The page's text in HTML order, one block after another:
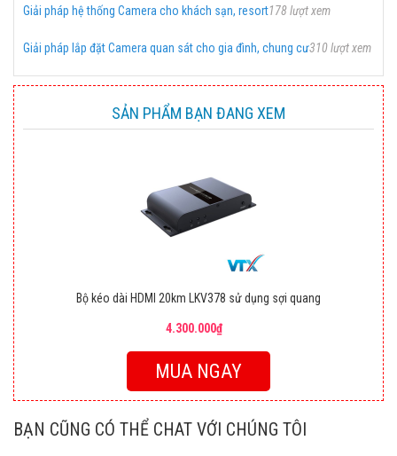
Giải pháp hệ thống Camera cho khách sạn, resort178 lượt xem
Giải pháp lắp đặt Camera quan sát cho gia đình, chung cư310 lượt xem
SẢN PHẨM BẠN ĐANG XEM
Bộ kéo dài HDMI 20km LKV378 sử dụng sợi quang
4.300.000₫
MUA NGAY
BẠN CŨNG CÓ THỂ CHAT VỚI CHÚNG TÔI